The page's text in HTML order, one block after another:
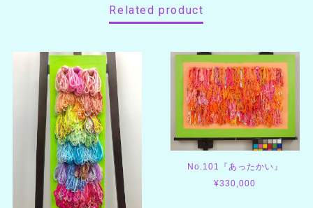
Related product
No.101『あったかい』
¥330,000